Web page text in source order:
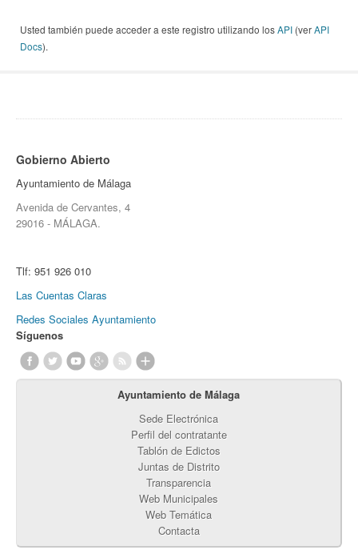
Usted también puede acceder a este registro utilizando losAPI (verAPI
Docs).
Gobierno Abierto
Ayuntamiento de Málaga
Avenida de Cervantes, 4
29016 - MÁLAGA.
Tlf: 951 926 010
Las Cuentas Claras
Redes Sociales Ayuntamiento
Síguenos
Ayuntamiento de Málaga
Sede Electrónica
Perfil del contratante
Tablón de Edictos
Juntas de Distrito
Transparencia
Web Municipales
Web Temática
Contacta